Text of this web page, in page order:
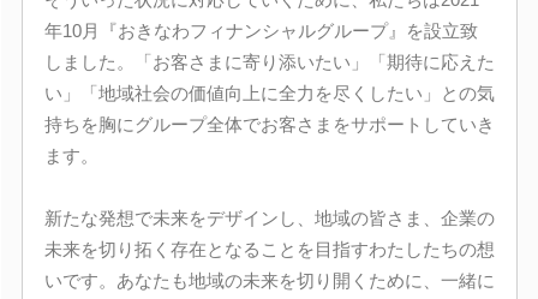
年10月『おきなわフィナンシャルグループ』を設立致
しました。「お客さまに寄り添いたい」「期待に応えた
い」「地域社会の価値向上に全力を尽くしたい」との気
持ちを胸にグループ全体でお客さまをサポートしていき
ます。
新たな発想で未来をデザインし、地域の皆さま、企業の
未来を切り拓く存在となることを目指すわたしたちの想
いです。あなたも地域の未来を切り開くために、一緒に